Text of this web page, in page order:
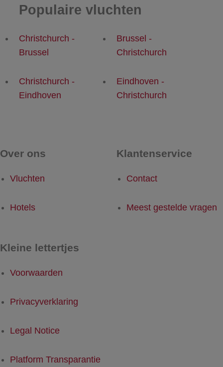
Populaire vluchten
Christchurch -
Brussel
Brussel -
Christchurch
Christchurch -
Eindhoven
Eindhoven -
Christchurch
Over ons
Vluchten
Hotels
Klantenservice
Contact
Meest gestelde vragen
Kleine lettertjes
Voorwaarden
Privacyverklaring
Legal Notice
Platform Transparantie